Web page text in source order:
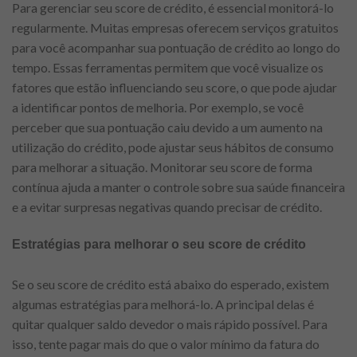
Para gerenciar seu score de crédito, é essencial monitorá-lo
regularmente. Muitas empresas oferecem serviços gratuitos
para você acompanhar sua pontuação de crédito ao longo do
tempo. Essas ferramentas permitem que você visualize os
fatores que estão influenciando seu score, o que pode ajudar
a identificar pontos de melhoria. Por exemplo, se você
perceber que sua pontuação caiu devido a um aumento na
utilização do crédito, pode ajustar seus hábitos de consumo
para melhorar a situação. Monitorar seu score de forma
contínua ajuda a manter o controle sobre sua saúde financeira
e a evitar surpresas negativas quando precisar de crédito.
Estratégias para melhorar o seu score de crédito
Se o seu score de crédito está abaixo do esperado, existem
algumas estratégias para melhorá-lo. A principal delas é
quitar qualquer saldo devedor o mais rápido possível. Para
isso, tente pagar mais do que o valor mínimo da fatura do